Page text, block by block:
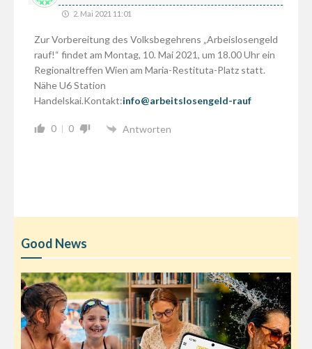
2. Mai 2021 11:01
Zur Vorbereitung des Volksbegehrens „Arbeislosengeld
rauf!“ findet am Montag, 10. Mai 2021, um 18.00 Uhr ein
Regionaltreffen Wien am Maria-Restituta-Platz statt.
Nähe U6 Station
Handelskai.Kontakt:info@arbeitslosengeld-rauf
0 0 Antworten
Good News